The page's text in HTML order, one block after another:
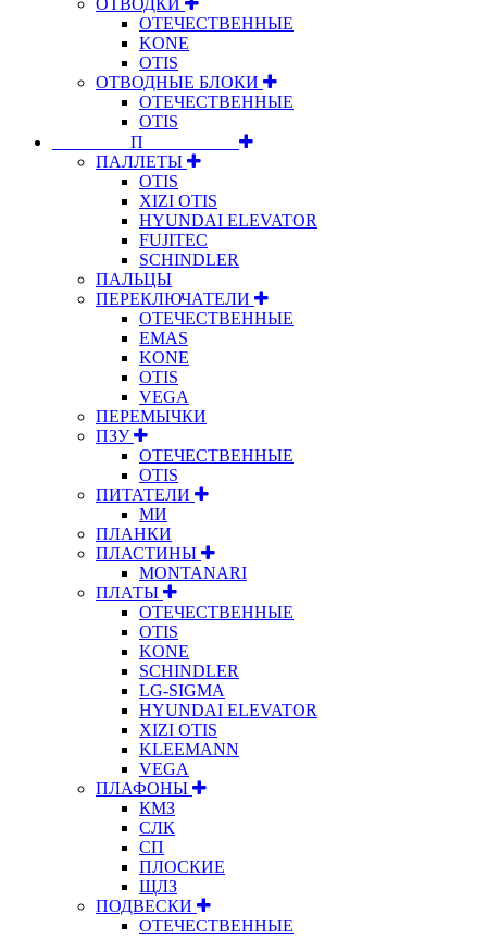
ОТЕЧЕСТВЕННЫЕ
KONE
OTIS
ОТВОДНЫЕ БЛОКИ
ОТЕЧЕСТВЕННЫЕ
OTIS
⠀⠀⠀⠀⠀⠀П⠀⠀⠀⠀⠀⠀⠀
ПАЛЛЕТЫ
OTIS
XIZI OTIS
HYUNDAI ELEVATOR
FUJITEC
SCHINDLER
ПАЛЬЦЫ
ПЕРЕКЛЮЧАТЕЛИ
ОТЕЧЕСТВЕННЫЕ
EMAS
KONE
OTIS
VEGA
ПЕРЕМЫЧКИ
ПЗУ
ОТЕЧЕСТВЕННЫЕ
OTIS
ПИТАТЕЛИ
МИ
ПЛАНКИ
ПЛАСТИНЫ
MONTANARI
ПЛАТЫ
ОТЕЧЕСТВЕННЫЕ
OTIS
KONE
SCHINDLER
LG-SIGMA
HYUNDAI ELEVATOR
XIZI OTIS
KLEEMANN
VEGA
ПЛАФОНЫ
КМЗ
СЛК
СП
ПЛОСКИЕ
ЩЛЗ
ПОДВЕСКИ
ОТЕЧЕСТВЕННЫЕ